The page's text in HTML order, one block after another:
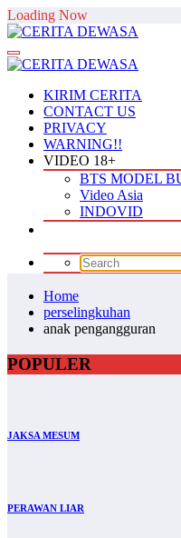
Skip
to
Loading Now
KIRIM CERITA
CONTACT US
PRIVACY
WARNING!!
VIDEO 18+
BTS MODEL
Video Asia
INDOVID
Home
perselingkuhan
anak pengangguran
POPULER
JAKSA MESUM
PERAWAN LIAR